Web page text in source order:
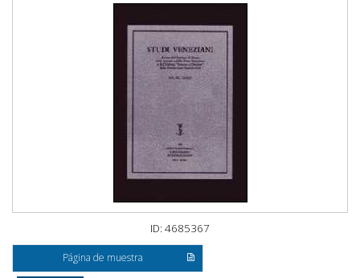
ID: 4685367
Página de muestra